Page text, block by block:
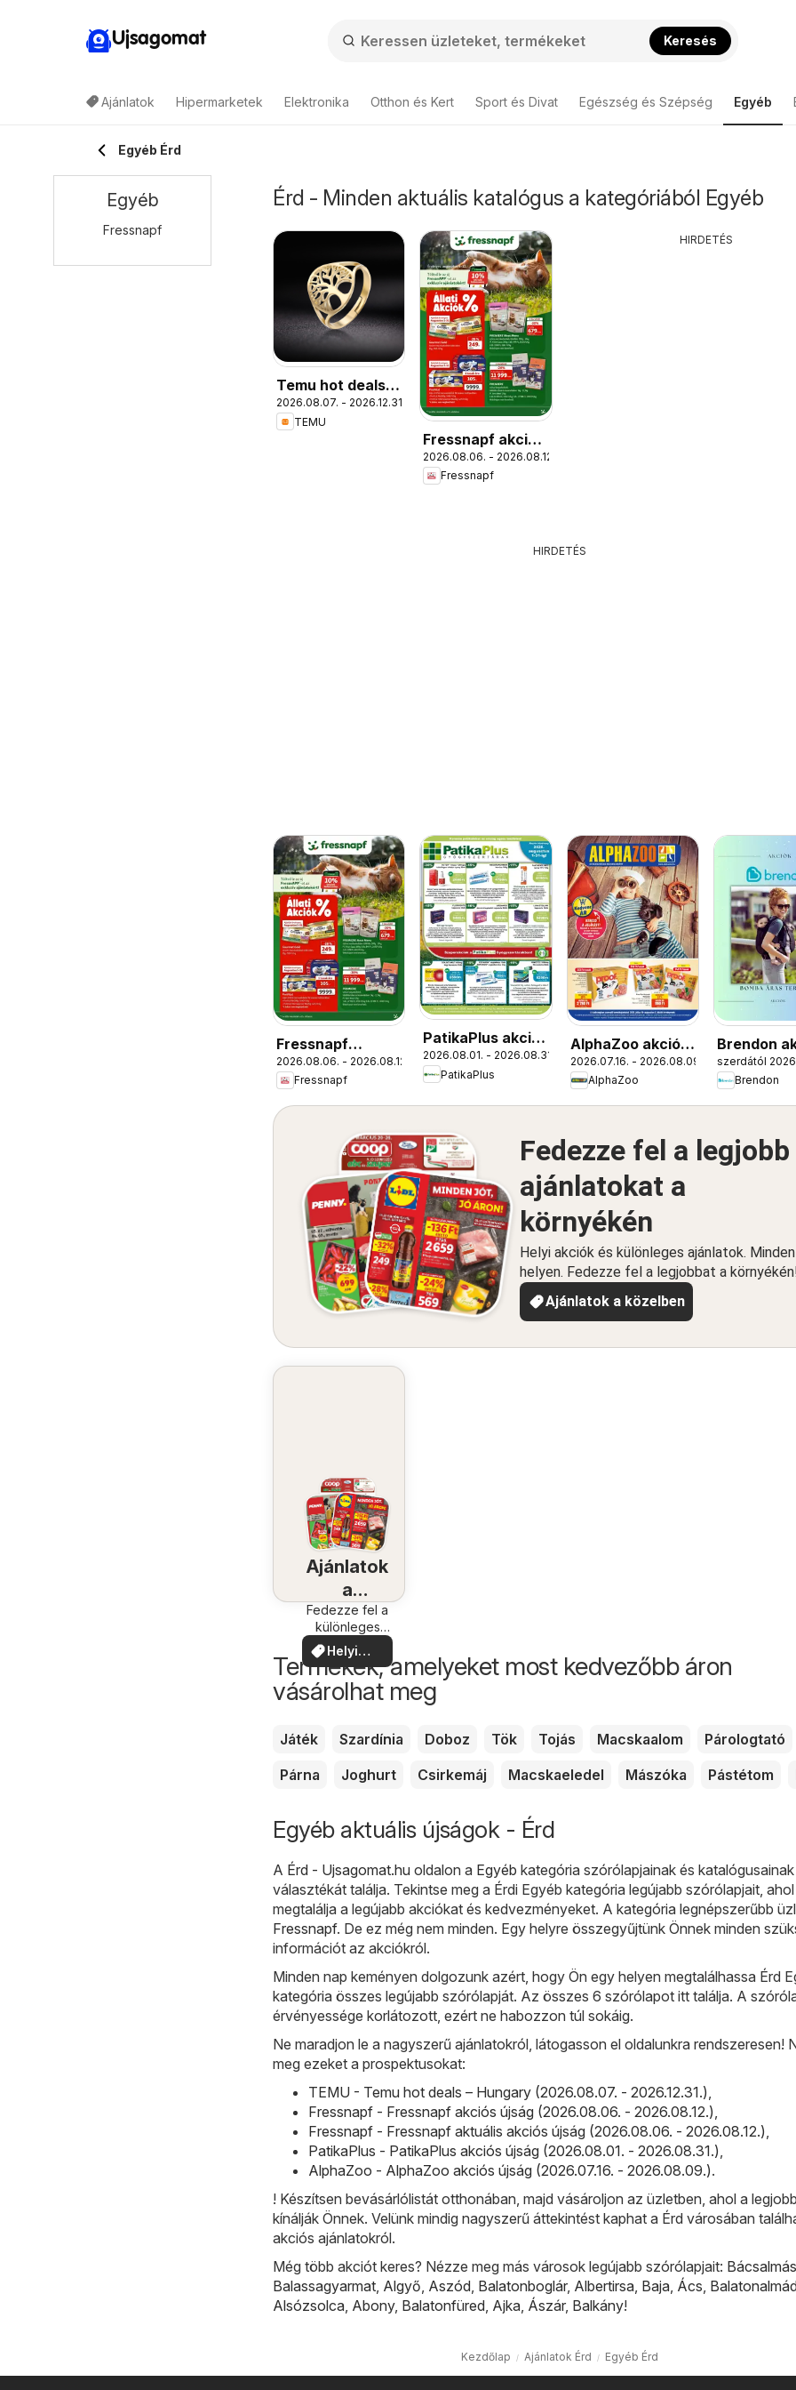
Ujsagomat Keresés
Ajánlatok Hipermarketek Elektronika Otthon és Kert Sport és Divat Egészség és Szépség Egyéb
Egyéb Érd
Érd - Minden aktuális katalógus a kategóriából Egyéb
Temu hot deals –
Hungary
2026.08.07. - 2026.12.31.
TEMU
Fressnapf akciós
újság
2026.08.06. - 2026.08.12.
Fressnapf
HIRDETÉS
HIRDETÉS
Fressnapf
aktuális akciós
újság
2026.08.06. - 2026.08.12.
Fressnapf
PatikaPlus akciós
újság
2026.08.01. - 2026.08.31.
PatikaPlus
AlphaZoo akciós
újság
2026.07.16. - 2026.08.09.
AlphaZoo
Brendon
újság
szerdától
Brendon
Fedezze fel a legjobb
ajánlatokat a
környékén
Helyi akciók és különleges ajánlatok.
helyen. Fedezze fel a legjobbat a
Ajánlatok a közelben
Ajánlatok
a
közelében
Fedezze fel a
különleges
ajánlatokat
Helyi
ajánlatok
Termékek, amelyeket most kedvezőbb áron
vásárolhat meg
Játék Szardínia Doboz Tök Tojás Macskaalom
Párologtató
Párna
Joghurt Csirkemáj Macskaeledel Mászóka Pástétom
Egyéb aktuális újságok - Érd
A Érd - Ujsagomat.hu oldalon a Egyéb kategória szórólapjainak és
választékát találja. Tekintse meg a Érdi Egyéb kategória legújabb szórólapjait, ahol
megtalálja a legújabb akciókat és kedvezményeket. A kategória legnépszerűbb
Fressnapf. De ez még nem minden. Egy helyre összegyűjtünk Önnek minden
információt az akciókról.
Minden nap keményen dolgozunk azért, hogy Ön egy helyen megtalálhassa Érd
kategória összes legújabb szórólapját. Az összes 6 szórólapot itt találja. A
érvényessége korlátozott, ezért ne habozzon túl sokáig.
Ne maradjon le a nagyszerű ajánlatokról, látogasson el oldalunkra rendszeresen!
meg ezeket a prospektusokat:
TEMU - Temu hot deals – Hungary (2026.08.07. - 2026.12.31.),
Fressnapf - Fressnapf akciós újság (2026.08.06. - 2026.08.12.),
Fressnapf - Fressnapf aktuális akciós újság (2026.08.06. - 2026.08.12.),
PatikaPlus - PatikaPlus akciós újság (2026.08.01. - 2026.08.31.),
AlphaZoo - AlphaZoo akciós újság (2026.07.16. - 2026.08.09.).
! Készítsen bevásárlólistát otthonában, majd vásároljon az üzletben, ahol a
kínálják Önnek. Velünk mindig nagyszerű áttekintést kaphat a Érd városában
akciós ajánlatokról.
Még több akciót keres? Nézze meg más városok legújabb szórólapjait: Bácsalmás
Balassagyarmat, Algyő, Aszód, Balatonboglár, Albertirsa, Baja, Ács,
Alsózsolca, Abony, Balatonfüred, Ajka, Ászár, Balkány!
Kezdőlap Ajánlatok Érd Egyéb Érd
Egyéb
Fressnapf